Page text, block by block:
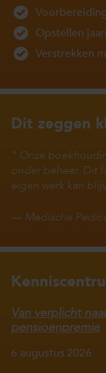
Opstellen
Verstrekken
Dit zeggen
Onze
onder beheer. Dit
eigen werk kan
— Medische
Van verplicht
pensioenpremie
6 augustus 2026